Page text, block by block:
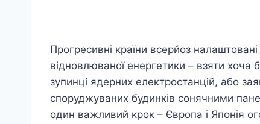
Прогресивні країни всерйоз
відновлюваної енергетики – взяти
зупинці ядерних електростанцій, або
споруджуваних будинків сонячними
один важливий крок – Європа і Японія